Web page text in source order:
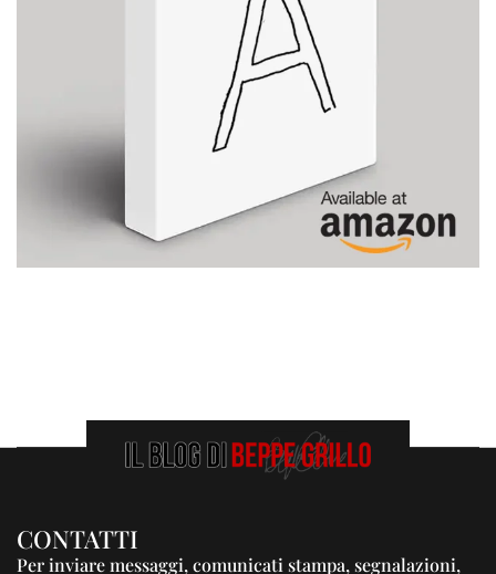
CONTATTI
Per inviare messaggi, comunicati stampa, segnalazioni,